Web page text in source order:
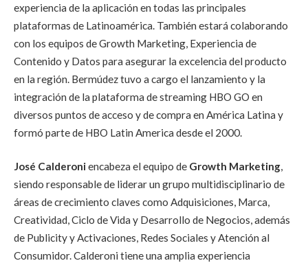
experiencia de la aplicación en todas las principales
plataformas de Latinoamérica. También estará colaborando
con los equipos de Growth Marketing, Experiencia de
Contenido y Datos para asegurar la excelencia del producto
en la región. Bermúdez tuvo a cargo el lanzamiento y la
integración de la plataforma de streaming HBO GO en
diversos puntos de acceso y de compra en América Latina y
formó parte de HBO Latin America desde el 2000.
José Calderoniencabeza el equipo de Growth Marketing,
siendo responsable de liderar un grupo multidisciplinario de
áreas de crecimiento claves como Adquisiciones, Marca,
Creatividad, Ciclo de Vida y Desarrollo de Negocios, además
de Publicity y Activaciones, Redes Sociales y Atención al
Consumidor. Calderoni tiene una amplia experiencia